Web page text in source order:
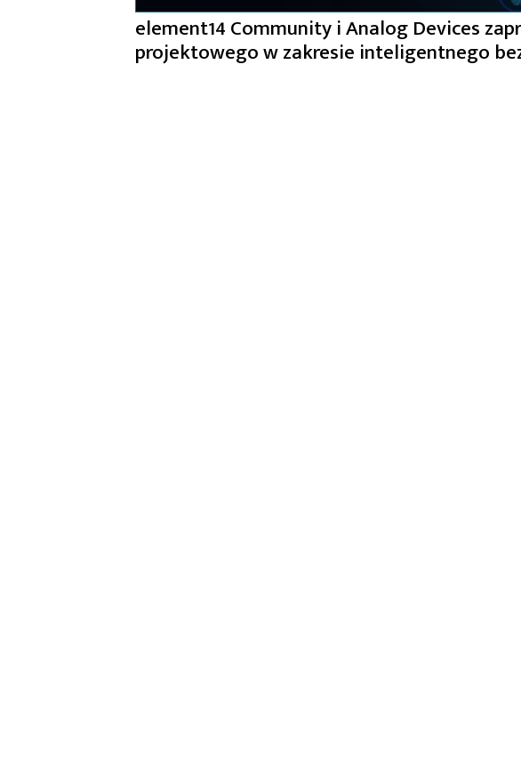
element14 Community i Analog Devices
projektowego w zakresie inteligentnego